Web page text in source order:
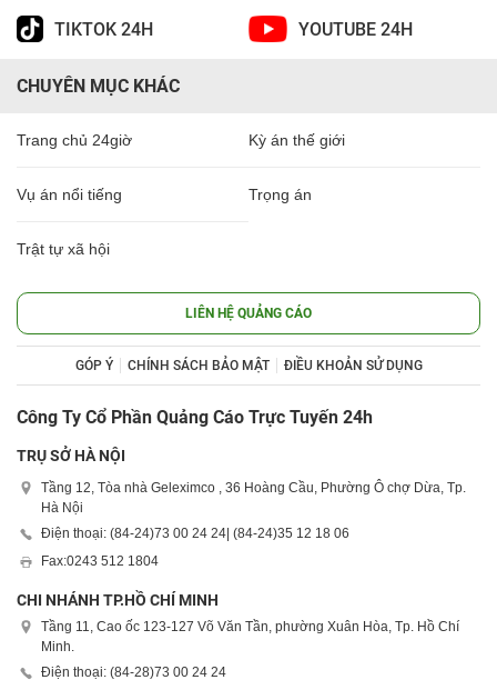
TIKTOK 24H YOUTUBE 24H
CHUYÊN MỤC KHÁC
Trang chủ 24giờ Kỳ án thế giới
Vụ án nổi tiếng Trọng án
Trật tự xã hội
LIÊN HỆ QUẢNG CÁO
GÓP Ý CHÍNH SÁCH BẢO MẬT ĐIỀU KHOẢN SỬ DỤNG
Công Ty Cổ Phần Quảng Cáo Trực Tuyến 24h
TRỤ SỞ HÀ NỘI
Tầng 12, Tòa nhà Geleximco , 36 Hoàng Cầu, Phường Ô chợ Dừa, Tp.
Hà Nội
Điện thoại: (84-24)73 00 24 24 | (84-24)35 12 18 06
Fax:0243 512 1804
CHI NHÁNH TP.HỒ CHÍ MINH
Tầng 11, Cao ốc 123-127 Võ Văn Tần, phường Xuân Hòa, Tp. Hồ Chí
Minh.
Điện thoại: (84-28)73 00 24 24